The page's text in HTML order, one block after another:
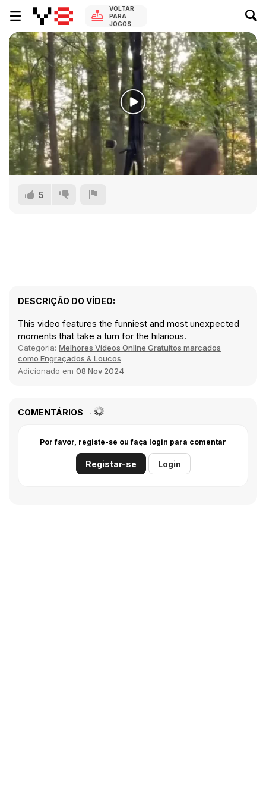
VOLTAR
PARA
JOGOS
5
DESCRIÇÃO DO VÍDEO:
This video features the funniest and most unexpected
moments that take a turn for the hilarious.
Categoria: Melhores Vídeos Online Gratuitos marcados
como Engraçados & Loucos
Adicionado em 08 Nov 2024
COMENTÁRIOS
Por favor, registe-se ou faça login para comentar
Registar-se Login